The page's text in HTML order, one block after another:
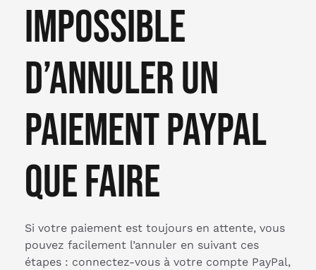
impossible
d’annuler un
paiement paypal
que faire
Si votre paiement est toujours en attente, vous
pouvez facilement l’annuler en suivant ces
étapes : connectez-vous à votre compte PayPal,